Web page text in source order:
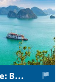
Vietnams wunderbares Welterbe: Bahnreise mit dem SJourney-Sonderzug